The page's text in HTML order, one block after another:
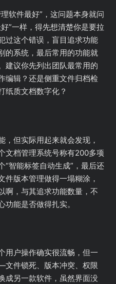
软件最好”，这问题本身就问
”一样，得先想清楚你是要拉
过这个错误，盲目追求功能
的系统，最后常用的功能就
建议你先列出团队最常用的
编辑？还是侧重文件归档检
纸质文档数字化？
，但实际用起来就会发现，
文档管理系统号称有200多项
“智能标签自动生成”，最后还
件版本管理做得一塌糊涂，
啊，与其追求功能数量，不
能是否做得扎实。
用户操作确实很流畅，但一
件锁死、版本冲突、权限
成另一款软件，虽然界面没